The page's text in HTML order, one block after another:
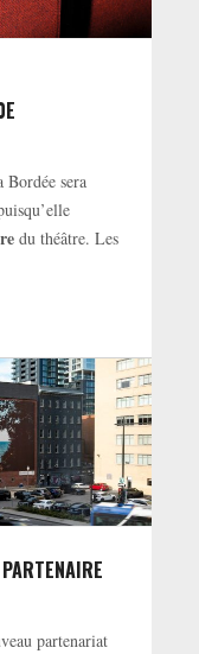
Bordée sera
du théâtre. Les
partenariat